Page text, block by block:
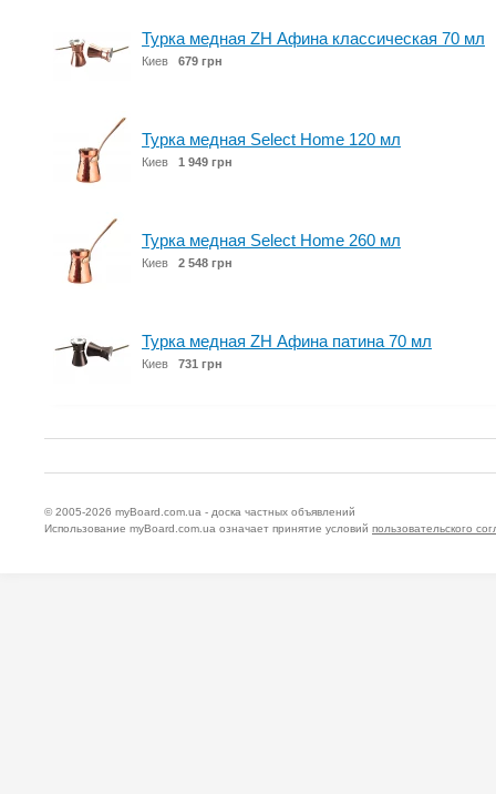
Турка медная ZH Афина классическая 70 мл
Киев 679 грн
Турка медная Select Home 120 мл
Киев 1 949 грн
Турка медная Select Home 260 мл
Киев 2 548 грн
Турка медная ZH Афина патина 70 мл
Киев 731 грн
© 2005-2026 myBoard.com.ua - доска частных объявлений
Использование myBoard.com.ua означает принятие условий пользовательского